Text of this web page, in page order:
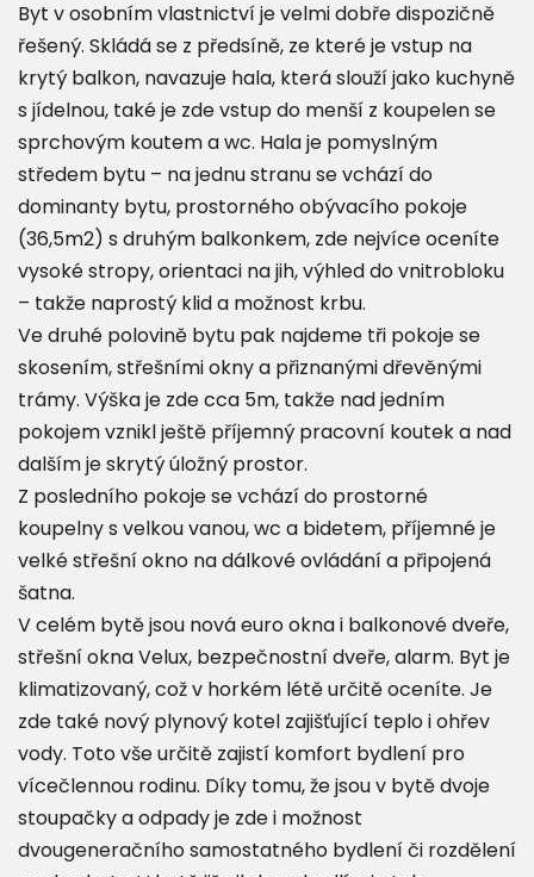
Byt v osobním vlastnictví je velmi dobře dispozičně
řešený. Skládá se z předsíně, ze které je vstup na
krytý balkon, navazuje hala, která slouží jako kuchyně
s jídelnou, také je zde vstup do menší z koupelen se
sprchovým koutem a wc. Hala je pomyslným
středem bytu – na jednu stranu se vchází do
dominanty bytu, prostorného obývacího pokoje
(36,5m2) s druhým balkonkem, zde nejvíce oceníte
vysoké stropy, orientaci na jih, výhled do vnitrobloku
– takže naprostý klid a možnost krbu.
Ve druhé polovině bytu pak najdeme tři pokoje se
skosením, střešními okny a přiznanými dřevěnými
trámy. Výška je zde cca 5m, takže nad jedním
pokojem vznikl ještě příjemný pracovní koutek a nad
dalším je skrytý úložný prostor.
Z posledního pokoje se vchází do prostorné
koupelny s velkou vanou, wc a bidetem, příjemné je
velké střešní okno na dálkové ovládání a připojená
šatna.
V celém bytě jsou nová euro okna i balkonové dveře,
střešní okna Velux, bezpečnostní dveře, alarm. Byt je
klimatizovaný, což v horkém létě určitě oceníte. Je
zde také nový plynový kotel zajišťující teplo i ohřev
vody. Toto vše určitě zajistí komfort bydlení pro
vícečlennou rodinu. Díky tomu, že jsou v bytě dvoje
stoupačky a odpady je zde i možnost
dvougeneračního samostatného bydlení či rozdělení